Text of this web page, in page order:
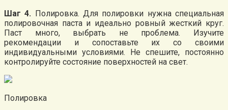
Шаг 4. Полировка. Для полировки нужна специальная
полировочная паста и идеально ровный жесткий круг.
Паст много, выбрать не проблема. Изучите
рекомендации и сопоставьте их со своими
индивидуальными условиями. Не спешите, постоянно
контролируйте состояние поверхностей на свет.
Полировка